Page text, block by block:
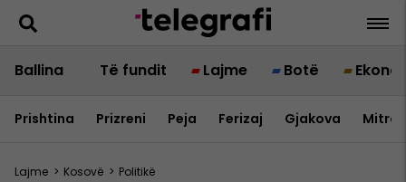
Ballina Të fundit Lajme Botë
Prishtina Prizreni Peja Ferizaj Gjakova
Lajme > Kosovë > Politikë